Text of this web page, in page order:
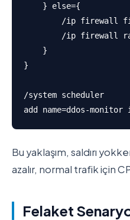
    } else={
/ip firewall
/ip firewall
    }
}
/system scheduler
add name=ddos-
Bu yaklaşım, saldırı
azalır, normal trafik için
Felaket